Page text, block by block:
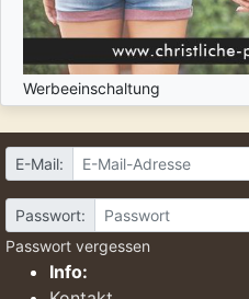
Werbeeinschaltung
E-Mail:
Passwort:
Passwort vergessen
Info: